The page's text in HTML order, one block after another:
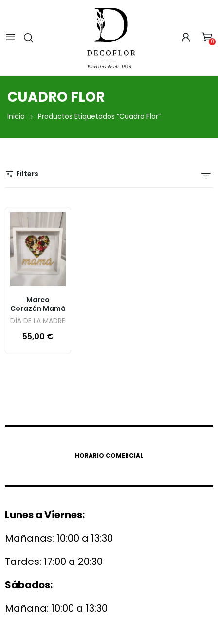
0
CUADRO FLOR
Inicio Productos Etiquetados “cuadro Flor”
Filters
Marco
Corazón Mamá
DÍA DE LA MADRE
55,00 €
HORARIO COMERCIAL
Lunes a Viernes:
Mañanas: 10:00 a 13:30
Tardes: 17:00 a 20:30
Sábados:
Mañana: 10:00 a 13:30